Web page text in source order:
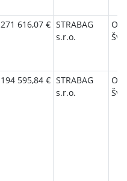
271 616,07 € STRABAG
s.r.o.
194 595,84 € STRABAG
s.r.o.